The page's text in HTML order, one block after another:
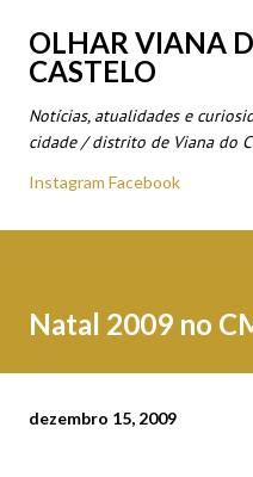
Avançar para
OLHAR VIANA
CASTELO
Notícias, atualidades e
cidade / distrito de Viana do
Instagram Facebook
Natal 2009 no
dezembro 15, 2009